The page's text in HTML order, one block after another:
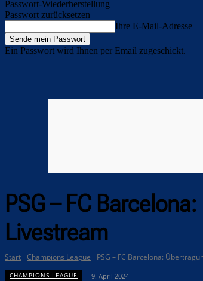
Passwort-Wiederherstellung
Passwort zurücksetzen
Ihre E-Mail-Adresse
Ein Passwort wird Ihnen per Email zugeschickt.
PSG – FC
Livestream
Start Champions League PSG – FC Barcelona:
CHAMPIONS LEAGUE 9. April 2024